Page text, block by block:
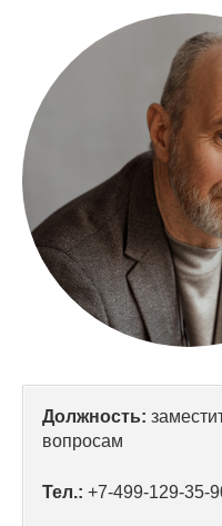
Научные
Администрация
Сотрудники
Отчетность
Материалы
Публикации
Издания
Проблемы
Должность:
вопросам
Тел.: +7-499-129-35-